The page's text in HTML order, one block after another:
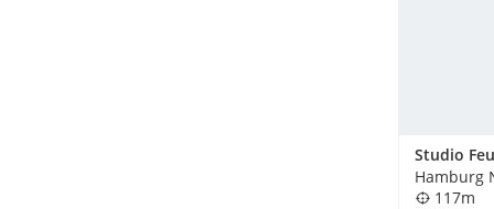
Hamburg
117m